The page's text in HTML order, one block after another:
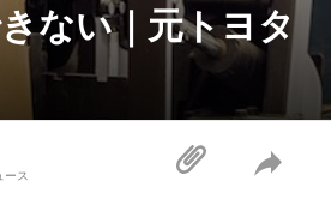
ない｜元トヨタ
ース